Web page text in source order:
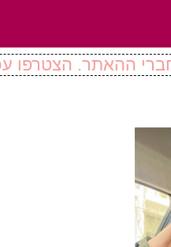
ההאתר. הצטרפו